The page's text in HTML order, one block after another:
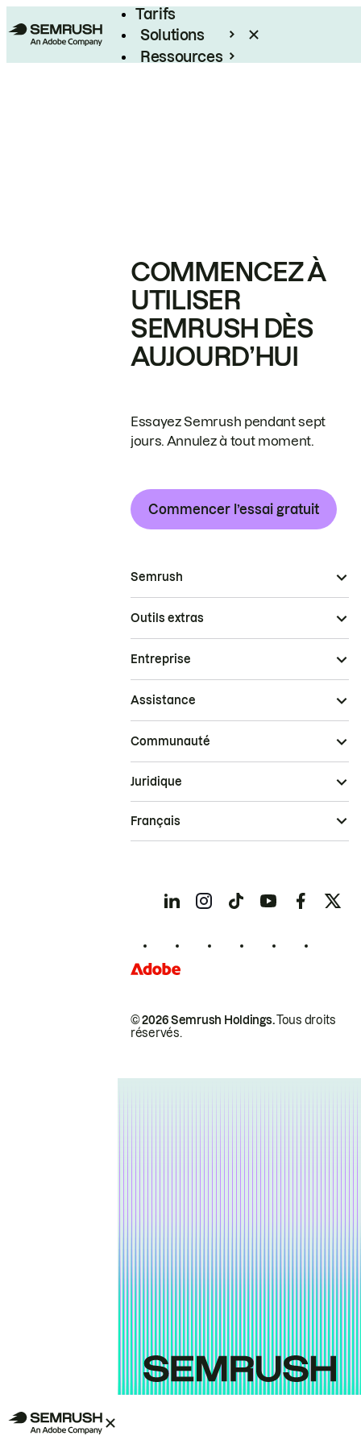
Tarifs
Solutions
Ressources
COMMENCEZ À
UTILISER
SEMRUSH DÈS
AUJOURD’HUI
Essayez Semrush pendant sept
jours. Annulez à tout moment.
Commencer l’essai gratuit
Semrush
Outils extras
Entreprise
Assistance
Communauté
© 2026 Semrush Holdings.Tous droits
réservés.
Juridique
Français